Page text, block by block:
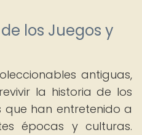
los Juegos y
antiguas,
la historia de los
han entretenido a
épocas y culturas.